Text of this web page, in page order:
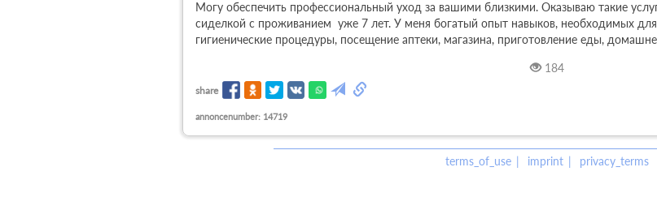
Могу обеспечить профессиональный уход за вашими близкими. Оказываю такие
сиделкой с проживанием  уже 7 лет. У меня богатый опыт навыков, необходимых
гигиенические процедуры, посещение аптеки, магазина, приготовление еды,
184
share
annoncenumber: 14719
terms_of_use imprint privacy_terms